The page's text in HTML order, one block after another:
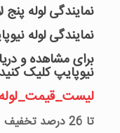
نمایندگی لوله
نمایندگی لوله
نیوپایپ کلیک
تا 26 درصد تخفیف